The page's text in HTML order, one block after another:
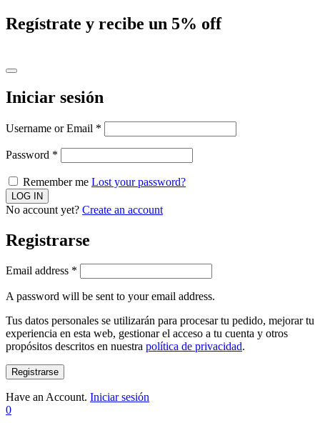
Regístrate y recibe un 5% off
Iniciar sesión
Username or Email *
Password *
Remember me Lost your password?
No account yet? Create an account
Registrarse
Email address *
A password will be sent to your email address.
Tus datos personales se utilizarán para procesar tu pedido, mejorar tu
experiencia en esta web, gestionar el acceso a tu cuenta y otros
propósitos descritos en nuestra política de privacidad.
Registrarse
Have an Account. Iniciar sesión
0